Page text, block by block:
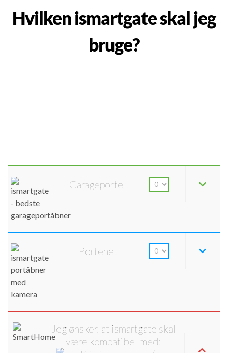
Hvilken ismartgate skal jeg
bruge?
Garageporte
Portene
Jeg ønsker, at ismartgate skal
være kompatibel med: